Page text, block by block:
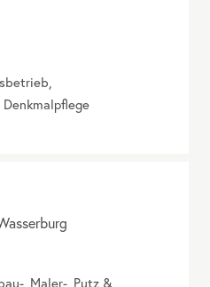
, Maler-, Putz &